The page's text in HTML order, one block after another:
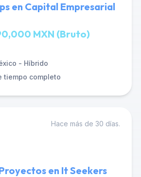
en Capital Empresarial
MXN (Bruto)
- Híbrido
tiempo completo
Hace más de 30 días.
en It Seekers